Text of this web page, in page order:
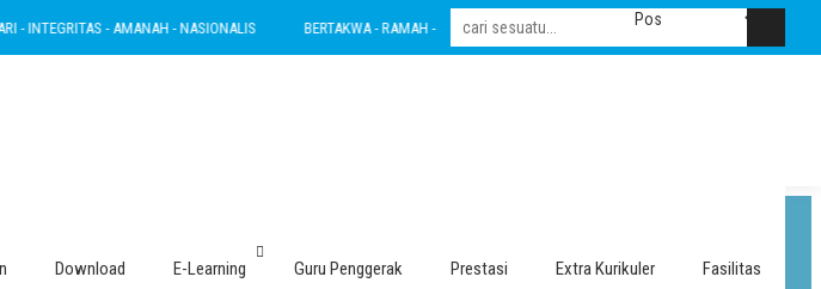
INTEGRITAS - AMANAH - NASIONALIS BERTAKWA - RAMAH - INOVATIF - LESTARI - INTEGRITAS - AMANAH - NASIONALIS
Download E-Learning Guru Penggerak Prestasi Extra Kurikuler Fasilitas
PEMUDA